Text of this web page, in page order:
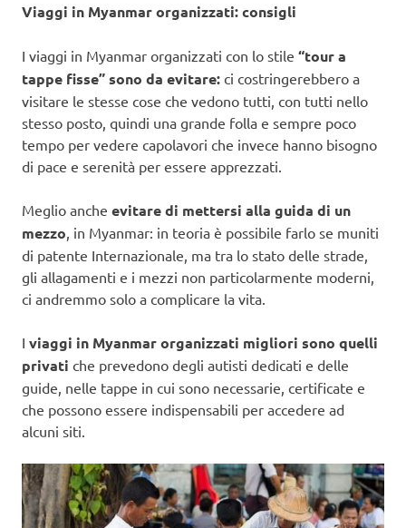
Viaggi in Myanmar organizzati: consigli
I viaggi in Myanmar organizzati con lo stile “tour a
tappe fisse” sono da evitare: ci costringerebbero a
visitare le stesse cose che vedono tutti, con tutti nello
stesso posto, quindi una grande folla e sempre poco
tempo per vedere capolavori che invece hanno bisogno
di pace e serenità per essere apprezzati.
Meglio anche evitare di mettersi alla guida di un
mezzo , in Myanmar: in teoria è possibile farlo se muniti
di patente Internazionale, ma tra lo stato delle strade,
gli allagamenti e i mezzi non particolarmente moderni,
ci andremmo solo a complicare la vita.
I viaggi in Myanmar organizzati migliori sono quelli
privati che prevedono degli autisti dedicati e delle
guide, nelle tappe in cui sono necessarie, certificate e
che possono essere indispensabili per accedere ad
alcuni siti.